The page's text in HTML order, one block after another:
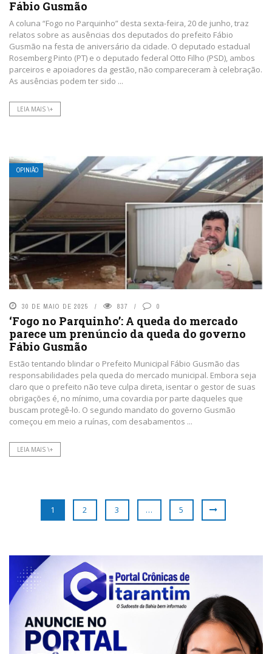
Fábio Gusmão
A coluna “Fogo no Parquinho” desta sexta-feira, 20 de junho, traz
relatos sobre as ausências dos deputados do prefeito Fábio
Gusmão na festa de aniversário da cidade. O deputado estadual
Rosemberg Pinto (PT) e o deputado federal Otto Filho (PSD), ambos
parceiros e apoiadores da gestão, não compareceram à celebração.
As ausências podem ter sido ...
LEIA MAIS \+
OPINIÃO
30 DE MAIO DE 2025 837 0
‘Fogo no Parquinho’: A queda do mercado
parece um prenúncio da queda do governo
Fábio Gusmão
Estão tentando blindar o Prefeito Municipal Fábio Gusmão das
responsabilidades pela queda do mercado municipal. Embora seja
claro que o prefeito não teve culpa direta, isentar o gestor de suas
obrigações é, no mínimo, uma covardia por parte daqueles que
buscam protegê-lo. O segundo mandato do governo Gusmão
começou em meio a ruínas, com desabamentos ...
LEIA MAIS \+
1 2 3 … 5